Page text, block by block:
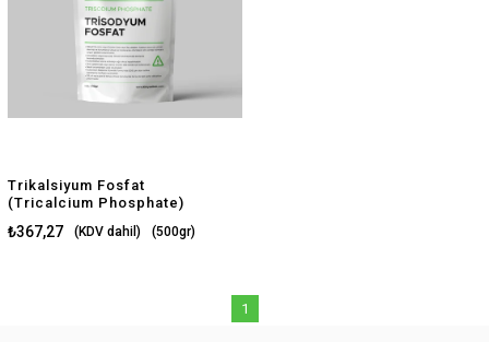
Trikalsiyum Fosfat
(Tricalcium Phosphate)
₺367,27 (KDV dahil) (500gr)
1